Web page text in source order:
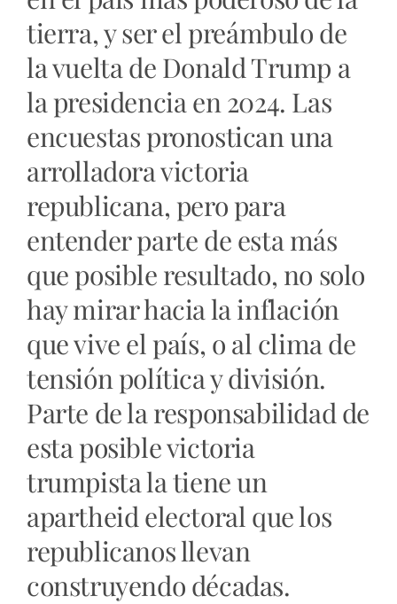
tierra, y ser el preámbulo de
la vuelta de Donald Trump a
la presidencia en 2024. Las
encuestas pronostican una
arrolladora victoria
republicana, pero para
entender parte de esta más
que posible resultado, no solo
hay mirar hacia la inflación
que vive el país, o al clima de
tensión política y división.
Parte de la responsabilidad de
esta posible victoria
trumpista la tiene un
apartheid electoral que los
republicanos llevan
construyendo décadas.